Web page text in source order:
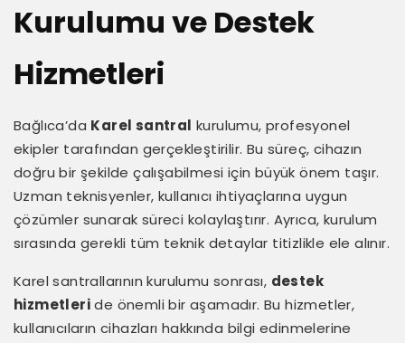
Kurulumu ve Destek
Hizmetleri
Bağlıca’da Karel santral kurulumu, profesyonel
ekipler tarafından gerçekleştirilir. Bu süreç, cihazın
doğru bir şekilde çalışabilmesi için büyük önem taşır.
Uzman teknisyenler, kullanıcı ihtiyaçlarına uygun
çözümler sunarak süreci kolaylaştırır. Ayrıca, kurulum
sırasında gerekli tüm teknik detaylar titizlikle ele alınır.
Karel santrallarının kurulumu sonrası, destek
hizmetleride önemli bir aşamadır. Bu hizmetler,
kullanıcıların cihazları hakkında bilgi edinmelerine